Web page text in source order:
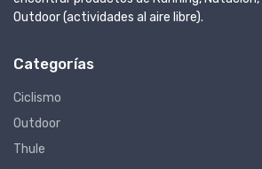
Outdoor (actividades al aire libre).
Categorías
Ciclismo
Outdoor
Thule